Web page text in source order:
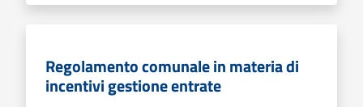
Regolamento comunale in materia di
incentivi gestione entrate